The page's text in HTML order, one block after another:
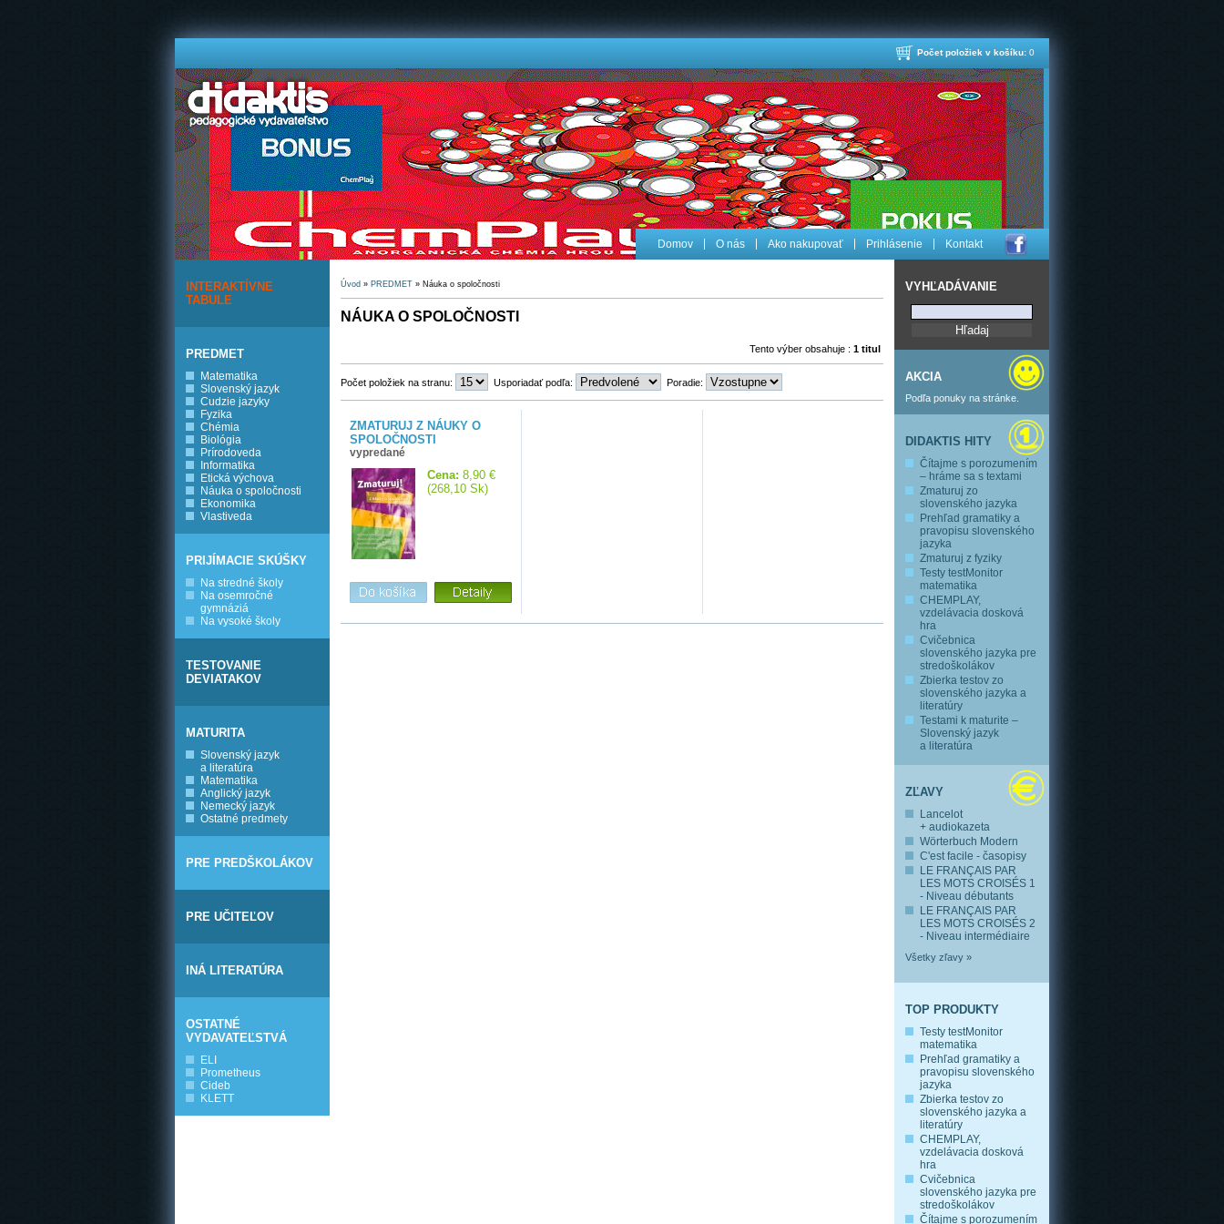
Počet položiek v košíku: 0
Domov O nás Ako nakupovať Prihlásenie Kontakt
INTERAKTÍVNE
TABULE
PREDMET
Matematika
Slovenský jazyk
Cudzie jazyky
Fyzika
Chémia
Biológia
Prírodoveda
Informatika
Etická výchova
Náuka o spoločnosti
Ekonomika
Vlastiveda
PRIJÍMACIE SKÚŠKY
Na stredné školy
Na osemročné
gymnáziá
Na vysoké školy
TESTOVANIE
DEVIATAKOV
MATURITA
Slovenský jazyk
a literatúra
Matematika
Anglický jazyk
Nemecký jazyk
Ostatné predmety
PRE PREDŠKOLÁKOV
PRE UČITEĽOV
INÁ LITERATÚRA
OSTATNÉ
VYDAVATEĽSTVÁ
ELI
Prometheus
Cideb
KLETT
VYHĽADÁVANIE
AKCIA
Podľa ponuky na stránke.
DIDAKTIS HITY
Čítajme s porozumením
– hráme sa s textami
Zmaturuj zo
slovenského jazyka
Prehľad gramatiky a
pravopisu slovenského
jazyka
Zmaturuj z fyziky
Testy testMonitor
matematika
CHEMPLAY,
vzdelávacia dosková
hra
Cvičebnica
slovenského jazyka pre
stredoškolákov
Zbierka testov zo
slovenského jazyka a
literatúry
Testami k maturite –
Slovenský jazyk
a literatúra
ZĽAVY
Lancelot
+ audiokazeta
Wörterbuch Modern
C'est facile - časopisy
LE FRANÇAIS PAR
LES MOTS CROISÉS 1
- Niveau débutants
LE FRANÇAIS PAR
LES MOTS CROISÉS 2
- Niveau intermédiaire
Všetky zľavy »
TOP PRODUKTY
Testy testMonitor
matematika
Prehľad gramatiky a
pravopisu slovenského
jazyka
Zbierka testov zo
slovenského jazyka a
literatúry
CHEMPLAY,
vzdelávacia dosková
hra
Cvičebnica
slovenského jazyka pre
stredoškolákov
Čítajme s porozumením
Úvod » PREDMET » Náuka o spoločnosti
NÁUKA O SPOLOČNOSTI
Tento výber obsahuje : 1 titul
Počet položiek na stranu: Usporiadať podľa: Poradie:
ZMATURUJ Z NÁUKY O
SPOLOČNOSTI
vypredané
Cena: 8,90 €
(268,10 Sk)